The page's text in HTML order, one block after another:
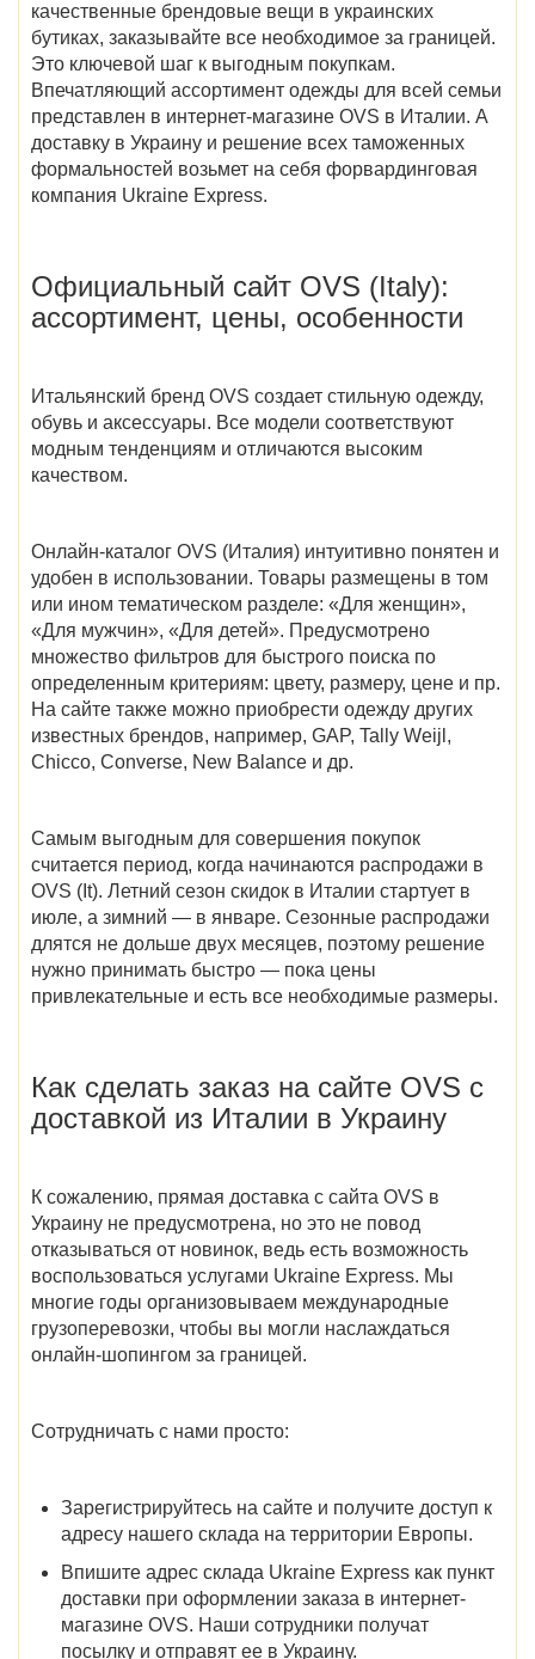
качественные брендовые вещи в украинских
бутиках, заказывайте все необходимое за границей.
Это ключевой шаг к выгодным покупкам.
Впечатляющий ассортимент одежды для всей семьи
представлен в интернет-магазине OVS в Италии. А
доставку в Украину и решение всех таможенных
формальностей возьмет на себя форвардинговая
компания Ukraine Express.
Официальный сайт OVS (Italy):
ассортимент, цены, особенности
Итальянский бренд OVS создает стильную одежду,
обувь и аксессуары. Все модели соответствуют
модным тенденциям и отличаются высоким
качеством.
Онлайн-каталог OVS (Италия) интуитивно понятен и
удобен в использовании. Товары размещены в том
или ином тематическом разделе: «Для женщин»,
«Для мужчин», «Для детей». Предусмотрено
множество фильтров для быстрого поиска по
определенным критериям: цвету, размеру, цене и пр.
На сайте также можно приобрести одежду других
известных брендов, например, GAP, Tally Weijl,
Chicco, Converse, New Balance и др.
Самым выгодным для совершения покупок
считается период, когда начинаются распродажи в
OVS (It). Летний сезон скидок в Италии стартует в
июле, а зимний — в январе. Сезонные распродажи
длятся не дольше двух месяцев, поэтому решение
нужно принимать быстро — пока цены
привлекательные и есть все необходимые размеры.
Как сделать заказ насайте OVS с
доставкой из Италии в Украину
К сожалению, прямая доставка с сайта OVS в
Украину не предусмотрена, но это не повод
отказываться от новинок, ведь есть возможность
воспользоваться услугами Ukraine Express. Мы
многие годы организовываем международные
грузоперевозки, чтобы вы могли наслаждаться
онлайн-шопингом за границей.
Сотрудничать с нами просто:
Зарегистрируйтесь на сайте и получите доступ к
адресу нашего склада на территории Европы.
Впишите адрес склада Ukraine Express как пункт
доставки при оформлении заказа в интернет-
магазине OVS. Наши сотрудники получат
посылку и отправят ее в Украину.